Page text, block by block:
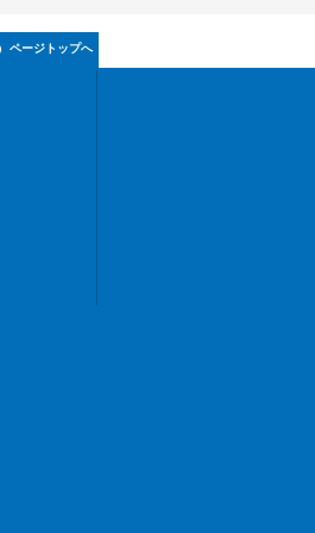
ページトップへ